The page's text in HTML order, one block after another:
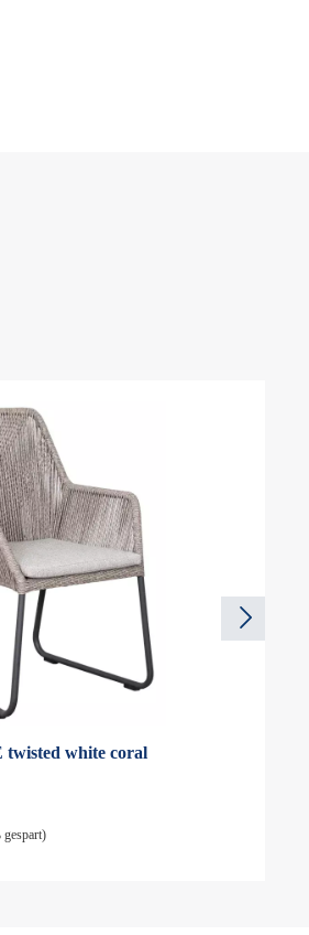
twisted white coral
gespart)